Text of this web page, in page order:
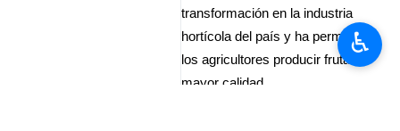
transformación en la industria
hortícola del país y ha permitido a
los agricultores producir fruta de
mayor calidad.
♿︎